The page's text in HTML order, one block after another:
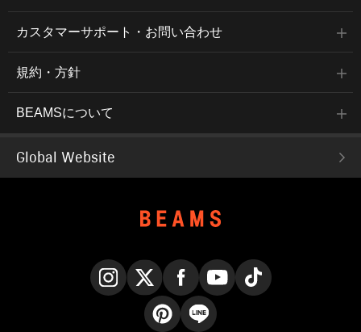
カスタマーサポート・お問い合わせ
規約・方針
BEAMSについて
Global Website